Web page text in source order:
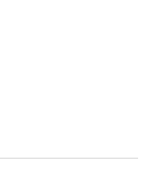
304 SS鉸鏈